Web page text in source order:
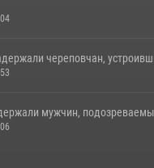
череповчан,
мужчин,